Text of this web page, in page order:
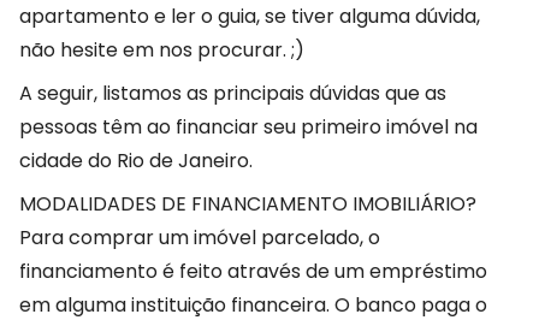
apartamento e ler o guia, se tiver alguma dúvida,
não hesite em nos procurar. ;)
A seguir, listamos as principais dúvidas que as
pessoas têm ao financiar seu primeiro imóvel na
cidade do Rio de Janeiro.
MODALIDADES DE FINANCIAMENTO IMOBILIÁRIO?
Para comprar um imóvel parcelado, o
financiamento é feito através de um empréstimo
em alguma instituição financeira. O banco paga o